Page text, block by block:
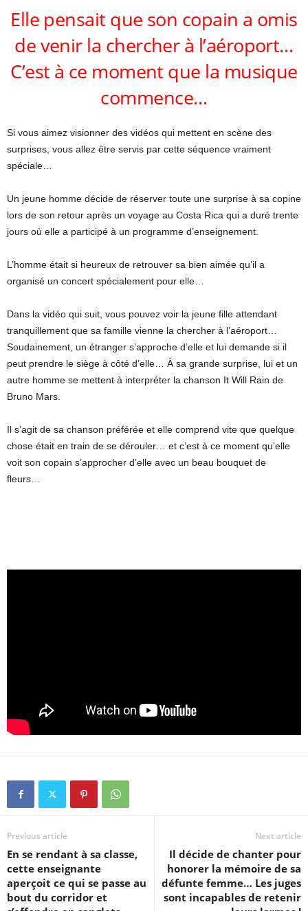
Elle pensait que son copain a omis
de venir la chercher à l’aéroport…
C’est à ce moment que la musique
commence…
Si vous aimez visionner des vidéos qui mettent en scène des
surprises, vous allez être servis par cette séquence vraiment
spéciale…
Un jeune homme décide de réserver toute une surprise à sa copine
lors de son retour après un voyage au Costa Rica qui a duré trente
jours où elle a participé à un programme d’enseignement.
L’homme était si heureux de retrouver sa bien aimée qu’il a
organisé un concert spécialement pour elle…
Dans la vidéo qui suit, vous pouvez voir la jeune fille attendant
tranquillement que sa famille vienne la chercher à l’aéroport…
Soudainement, un étranger s’approche d’elle et lui demande si il
peut prendre le siège à côté d’elle… À sa grande surprise, lui et un
autre homme se mettent à interpréter la chanson It Will Rain de
Bruno Mars.
Il s’agit de sa chanson préférée et elle comprend vite que quelque
chose était en train de se dérouler… et c’est à ce moment qu’elle
voit son copain s’approcher d’elle avec un beau bouquet de
fleurs…
Previous article
En se rendant à sa classe,
cette enseignante
aperçoit ce qui se passe au
bout du corridor et
Next article
Il décide de chanter pour
honorer la mémoire de sa
défunte femme… Les juges
sont incapables de retenir